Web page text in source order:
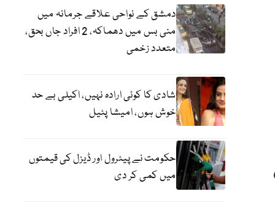
دمشق کے نواحی علاقے جرمانہ میں
منی بس میں دھماکہ، 2 افراد جاں بحق،
متعدد زخمی
شادی کا کوئی ارادہ نہیں، اکیلی بے حد
خوش ہوں، امیشا پٹیل
حکومت نے پیٹرول اور ڈیزل کی قیمتوں
میں کمی کر دی